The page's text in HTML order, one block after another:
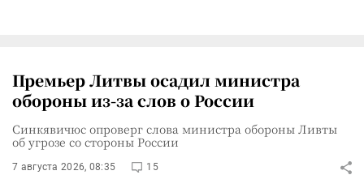
Премьер Литвы осадил министра
обороны из-за слов о России
Синкявичюс опроверг слова министра обороны Ливты
об угрозе со стороны России
7 августа 2026, 08:35 15